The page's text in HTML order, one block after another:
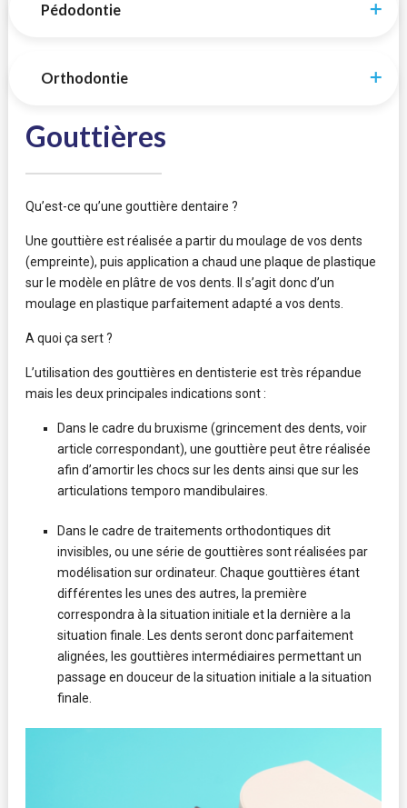
Pédodontie
Orthodontie
Gouttières
Qu’est-ce qu’une gouttière dentaire ?
Une gouttière est réalisée a partir du moulage de vos dents
(empreinte), puis application a chaud une plaque de plastique
sur le modèle en plâtre de vos dents. Il s’agit donc d’un
moulage en plastique parfaitement adapté a vos dents.
A quoi ça sert ?
L’utilisation des gouttières en dentisterie est très répandue
mais les deux principales indications sont :
Dans le cadre du bruxisme (grincement des dents, voir
article correspondant), une gouttière peut être réalisée
afin d’amortir les chocs sur les dents ainsi que sur les
articulations temporo mandibulaires.
Dans le cadre de traitements orthodontiques dit
invisibles, ou une série de gouttières sont réalisées par
modélisation sur ordinateur. Chaque gouttières étant
différentes les unes des autres, la première
correspondra à la situation initiale et la dernière a la
situation finale. Les dents seront donc parfaitement
alignées, les gouttières intermédiaires permettant un
passage en douceur de la situation initiale a la situation
finale.